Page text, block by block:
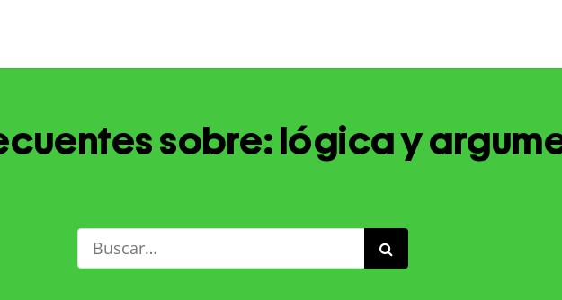
sobre: lógica y